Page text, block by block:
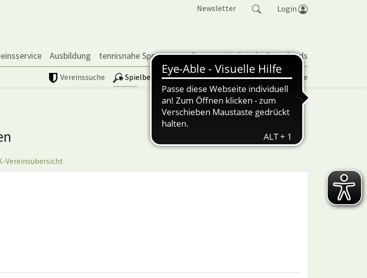
Newsletter Login
Ausbildung tennisnahe Sportarten Partner Verband Downloads
Vereinssuche Spielbetrieb | TORP Vereinspokal Turniere
Vereinsübersicht